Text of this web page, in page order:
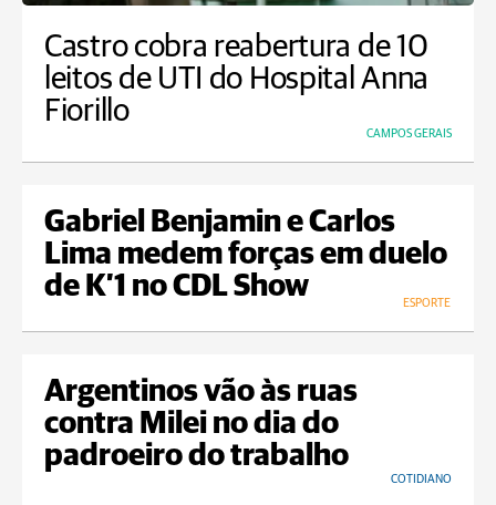
Castro cobra reabertura de 10
leitos de UTI do Hospital Anna
Fiorillo
CAMPOS GERAIS
Gabriel Benjamin e Carlos
Lima medem forças em duelo
de K’1 no CDL Show
ESPORTE
Argentinos vão às ruas
contra Milei no dia do
padroeiro do trabalho
COTIDIANO